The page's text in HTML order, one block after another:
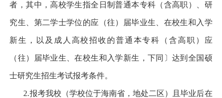
者，其中，高校学生指全日制普通本专科（含高职）、研
究生、第二学士学位的应（往）届毕业生、在校生和入学
新生，以及成人高校招收的普通本专科（含高职）应
（往）届毕业生、在校生和入学新生，下同〕达到全国硕
士研究生招生考试报考条件。
2.报考我校（学校位于海南省，地处二区）且毕业后在